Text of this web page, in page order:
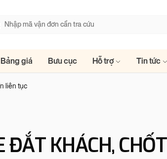
Bảng giá Bưu cục Hỗ trợ Tin tức
liên tục
ĐẮT KHÁCH, CHỐT